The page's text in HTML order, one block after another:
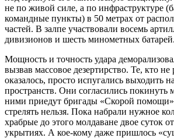
не по живой силе, а по инфраструктуре
командные пункты) в 50 метрах от
частей. В залпе участвовали восемь
дивизионов и шесть минометных батарей.
Мощность и точность удара
вызвав массовое дезертирство. Те, кто не
оказалось, просто испугались выходить
пространств. Они согласились покинуть
ними приедут бригады «Скорой
стрелять нельзя. Пока набрали нужное
храбрые до этого молдаване двое суток
укрытиях. А кое-кому даже пришлось